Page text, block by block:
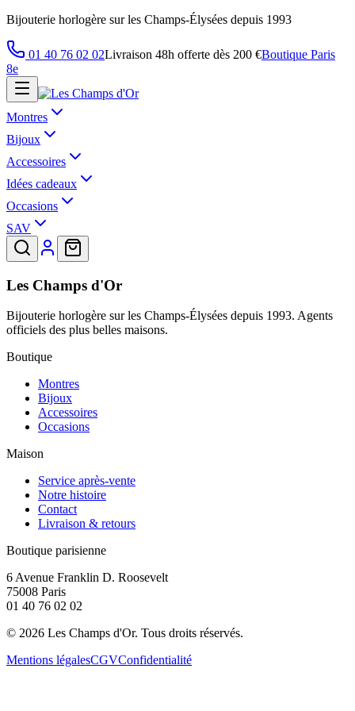
Bijouterie horlogère sur les Champs-Élysées depuis 1993
01 40 76 02 02Livraison 48h offerte dès 200 €Boutique Paris
8e
Montres
Bijoux
Accessoires
Idées cadeaux
Occasions
SAV
Les Champs d'Or
Bijouterie horlogère sur les Champs-Élysées depuis 1993. Agents
officiels des plus belles maisons.
Boutique
Montres
Bijoux
Accessoires
Occasions
Maison
Service après-vente
Notre histoire
Contact
Livraison & retours
Boutique parisienne
6 Avenue Franklin D. Roosevelt
75008 Paris
01 40 76 02 02
© 2026 Les Champs d'Or. Tous droits réservés.
Mentions légalesCGVConfidentialité